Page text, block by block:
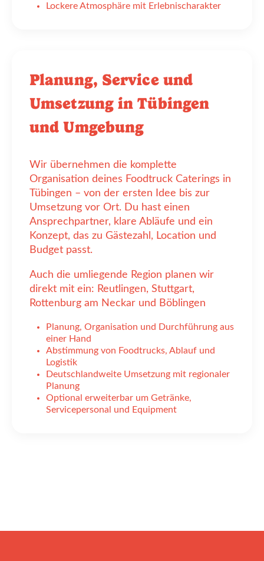
Lockere Atmosphäre mit Erlebnischarakter
Planung, Service und
Umsetzung in Tübingen
und Umgebung
Wir übernehmen die komplette
Organisation deines Foodtruck Caterings in
Tübingen – von der ersten Idee bis zur
Umsetzung vor Ort. Du hast einen
Ansprechpartner, klare Abläufe und ein
Konzept, das zu Gästezahl, Location und
Budget passt.
Auch die umliegende Region planen wir
direkt mit ein: Reutlingen, Stuttgart,
Rottenburg am Neckar und Böblingen
Planung, Organisation und Durchführung aus
einer Hand
Abstimmung von Foodtrucks, Ablauf und
Logistik
Deutschlandweite Umsetzung mit regionaler
Planung
Optional erweiterbar um Getränke,
Servicepersonal und Equipment